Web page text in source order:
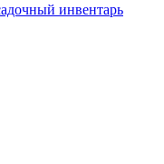
инвентарь